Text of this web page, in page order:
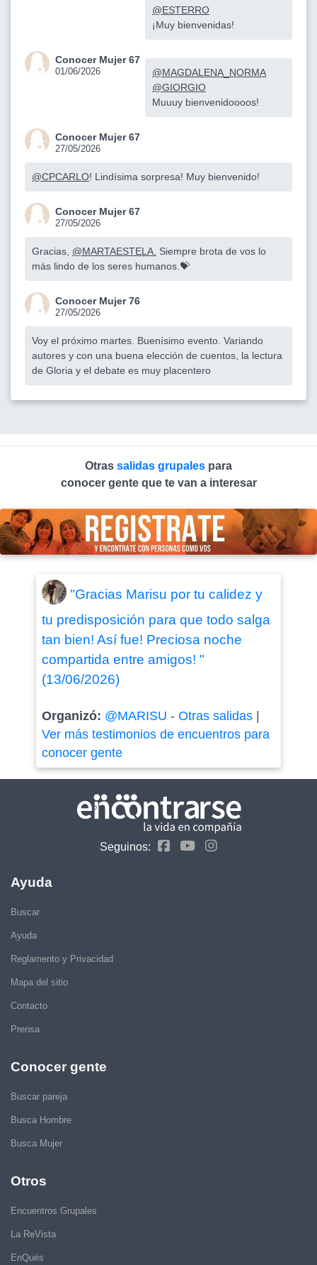
@ESTERRO
¡Muy bienvenidas!
Conocer Mujer 67
01/06/2026
@MAGDALENA_NORMA
@GIORGIO
Muuuy bienvenidoooos!
Conocer Mujer 67
27/05/2026
@CPCARLO! Lindísima sorpresa! Muy bienvenido!
Conocer Mujer 67
27/05/2026
Gracias, @MARTAESTELA. Siempre brota de vos lo
más lindo de los seres humanos.💝
Conocer Mujer 76
27/05/2026
Voy el próximo martes. Buenísimo evento. Variando
autores y con una buena elección de cuentos, la lectura
de Gloria y el debate es muy placentero
Otras salidas grupales para
conocer gente que te van a interesar
"Gracias Marisu por tu calidez y
tu predisposición para que todo salga
tan bien! Así fue! Preciosa noche
compartida entre amigos! "
(13/06/2026)
Organizó: @MARISU - Otras salidas|
Ver más testimonios de encuentros para
conocer gente
Seguinos:
Ayuda
Buscar
Ayuda
Reglamento y Privacidad
Mapa del sitio
Contacto
Prensa
Conocer gente
Buscar pareja
Busca Hombre
Busca Mujer
Otros
Encuentros Grupales
La ReVista
EnQués